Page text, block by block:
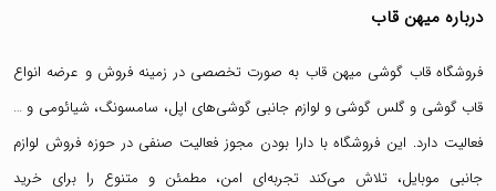
درباره میهن قاب
فروشگاه قاب گوشی میهن قاب به صورت تخصصی در زمینه فروش و عرضه انواع
قاب گوشی وگلس گوشی و لوازم جانبی گوشی‌های اپل، سامسونگ، شیائومی و …
فعالیت دارد. این فروشگاه با دارا بودن مجوز فعالیت صنفی در حوزه فروش لوازم
جانبی موبایل، تلاش می‌کند تجربه‌ای امن، مطمئن و متنوع را برای خرید